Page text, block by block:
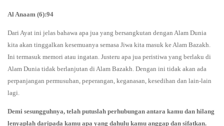
Al Anaam (6):94
Dari Ayat ini jelas bahawa apa jua yang bersangkutan dengan Alam Dunia
kita akan tinggalkan kesemuanya semasa Jiwa kita masuk ke Alam Bazakh.
Ini termasuk memori atau ingatan. Justeru apa jua peristiwa yang berlaku di
Alam Dunia tidak berlanjutan di Alam Bazakh. Dengan ini tidak akan ada
perpanjangan permusuhan, peperangan, keganasan, kesedihan dan lain-lain
lagi.
Demi sesungguhnya, telah putuslah perhubungan antara kamu dan hilang
lenyaplah daripada kamu apa yang dahulu kamu anggap dan sifatkan.